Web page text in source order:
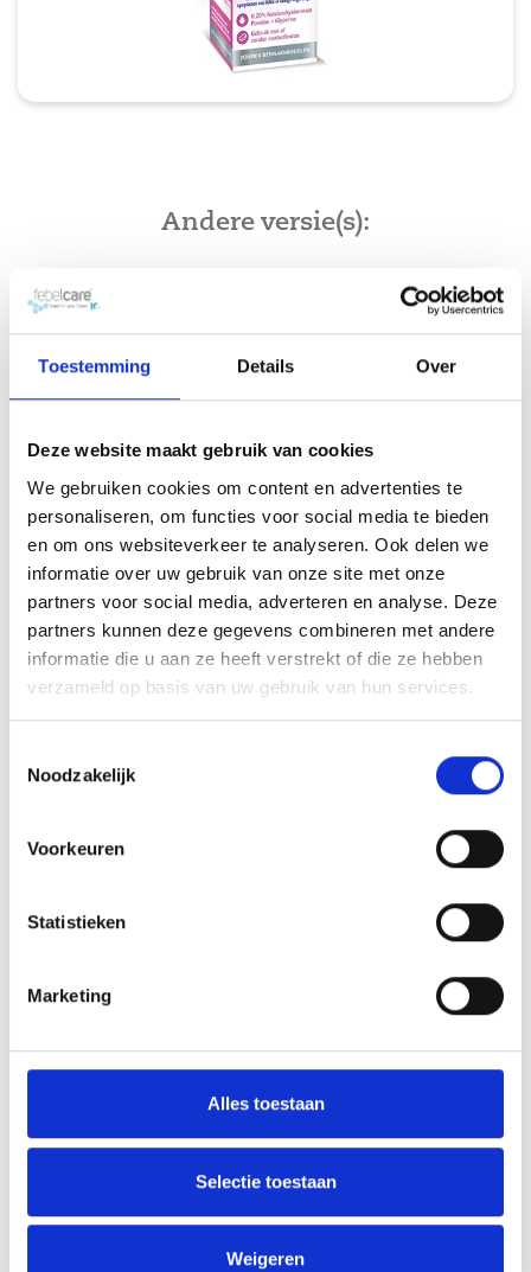
Toestemming Details Over
Deze website maakt gebruik van cookies
We gebruiken cookies om content en advertenties te
personaliseren, om functies voor social media te bieden
en om ons websiteverkeer te analyseren. Ook delen we
informatie over uw gebruik van onze site met onze
partners voor social media, adverteren en analyse. Deze
partners kunnen deze gegevens combineren met andere
informatie die u aan ze heeft verstrekt of die ze hebben
verzameld op basis van uw gebruik van hun services.
Noodzakelijk
Voorkeuren
Statistieken
Marketing
Alles toestaan
Selectie toestaan
Weigeren
Andere versie(s):
Ogen
Larmisoft Oogbad
Larmisoft Oogbad 100mL
Larmisoft is een gamma oogverzorging. ...
Meer info
Febelcare EYE1 is een all-in-one lenzenvloeistof